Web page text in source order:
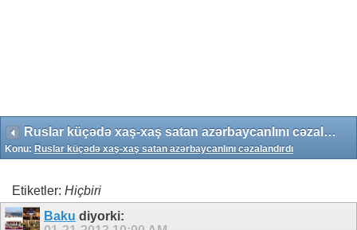
Ruslar küçədə xaş-xaş satan azərbaycanlını cəzalandırdı
Konu: Ruslar küçədə xaş-xaş satan azərbaycanlını cəzalandırdı
Etiketler: Hiçbiri
Baku diyorki: